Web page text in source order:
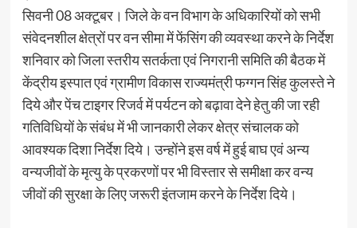
सिवनी 08 अक्टूबर। जिले के वन विभाग के अधिकारियों को सभी
संवेदनशील क्षेत्रों पर वन सीमा में फेंसिंग की व्यवस्था करने के निर्देश
शनिवार को जिला स्तरीय सतर्कता एवं निगरानी समिति की बैठक में
केंद्रीय इस्पात एवं ग्रामीण विकास राज्यमंत्री फग्गन सिंह कुलस्ते ने
दिये और पेंच टाइगर रिजर्व में पर्यटन को बढ़ावा देने हेतु की जा रही
गतिविधियों के संबंध में भी जानकारी लेकर क्षेत्र संचालक को
आवश्यक दिशा निर्देश दिये। उन्होंने इस वर्ष में हुई बाघ एवं अन्य
वन्यजीवों के मृत्यु के प्रकरणों पर भी विस्तार से समीक्षा कर वन्य
जीवों की सुरक्षा के लिए जरूरी इंतजाम करने के निर्देश दिये।